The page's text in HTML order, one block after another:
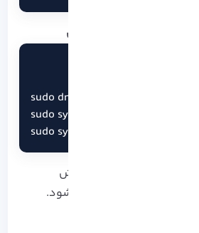
sudo dnf install -y nginx
sudo systemctl start nginx
sudo systemctl enable nginx
: برای عملکرد بهینه PHP-FPM_، افزایش